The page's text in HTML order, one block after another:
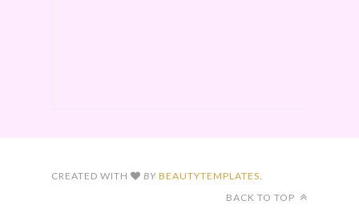
CREATED WITH BY BEAUTYTEMPLATES.
BACK TO TOP